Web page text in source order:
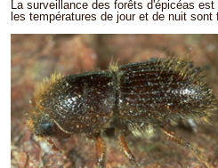
La surveillance des forêts d'épicéas
les températures de jour et de nuit